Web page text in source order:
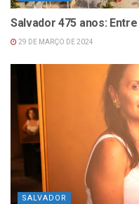
Salvador 475 anos:
29 DE MARÇO DE 2024
SALVADOR